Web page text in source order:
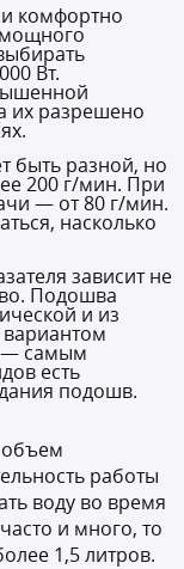
комфортно
Вт.
их разрешено
быть разной, но
200 г/мин. При
— от 80 г/мин.
насколько
зависит не
Подошва
и из
— самым
есть
подошв.
объем
работы
воду во время
и много, то
1,5 литров.